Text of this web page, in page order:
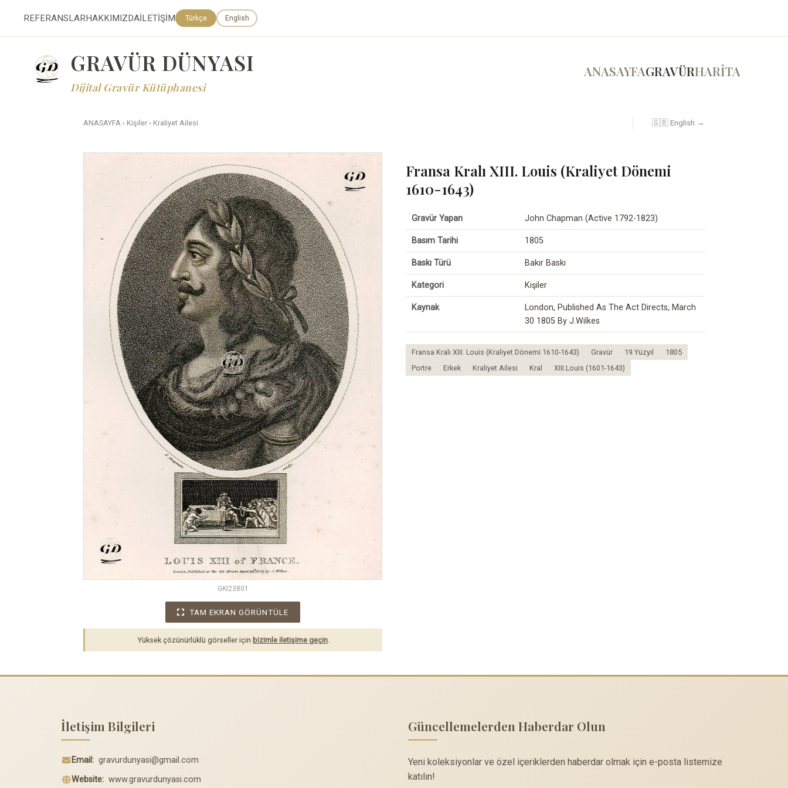
REFERANSLARHAKKIMIZDAİLETİŞİM Türkçe English
GRAVÜR DÜNYASI
Dijital Gravür Kütüphanesi
ANASAYFAGRAVÜRHARİTA
ANASAYFA › Kişiler › Kraliyet Ailesi 🇬🇧 English →
GKI23801
TAM EKRAN GÖRÜNTÜLE
Yüksek çözünürlüklü görseller için bizimle iletişime geçin
Fransa Kralı XIII. Louis (Kraliyet Dönemi
1610-1643)
Gravür Yapan John Chapman (Active 1792-1823)
Basım Tarihi 1805
Baskı Türü Bakır Baskı
Kategori Kişiler
Kaynak
London, Published As The Act Directs, March
30 1805 By J.Wilkes
Fransa Kralı XIII. Louis (Kraliyet Dönemi 1610-1643) Gravür 19.Yüzyıl
1805
Portre
Erkek Kraliyet Ailesi Kral XIII.Louis (1601-1643)
İletişim Bilgileri
Email: gravurdunyasi@gmail.com
Website: www.gravurdunyasi.com
Güncellemelerden Haberdar Olun
Yeni koleksiyonlar ve özel içeriklerden haberdar olmak için e-posta listemize
katılın!